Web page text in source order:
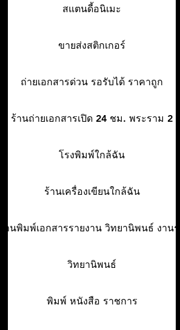
สแตนดี้อนิเมะ
ขายส่งสติกเกอร์
ถ่ายเอกสารด่วน รอรับได้ ราคาถูก
ร้านถ่ายเอกสารเปิด 24 ชม. พระราม 2
โรงพิมพ์ใกล้ฉัน
ร้านเครื่องเขียนใกล้ฉัน
านพิมพ์เอกสารรายงาน วิทยานิพนธ์ งานรา
วิทยานิพนธ์
พิมพ์ หนังสือ ราชการ